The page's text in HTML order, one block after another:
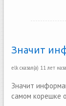
Значит
elk сказал(а) 11 лет
Значит
самом корешке